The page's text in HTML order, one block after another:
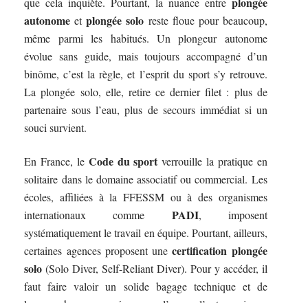
autonome etplongée solo reste floue pour beaucoup,
même parmi les habitués. Un plongeur autonome
évolue sans guide, mais toujours accompagné d’un
binôme, c’est la règle, et l’esprit du sport s’y retrouve.
La plongée solo, elle, retire ce dernier filet : plus de
partenaire sous l’eau, plus de secours immédiat si un
souci survient.
En France, le Code du sport verrouille la pratique en
solitaire dans le domaine associatif ou commercial. Les
écoles, affiliées à la FFESSM ou à des organismes
internationaux comme PADI, imposent
systématiquement le travail en équipe. Pourtant, ailleurs,
certaines agences proposent unecertification plongée
solo (Solo Diver, Self-Reliant Diver). Pour y accéder, il
faut faire valoir un solide bagage technique et de